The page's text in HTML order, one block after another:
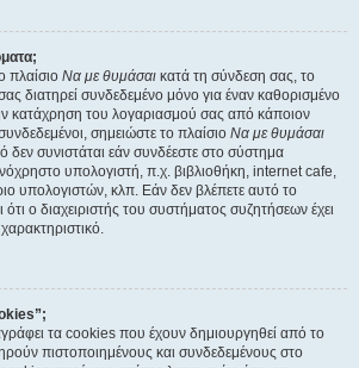
πλαίσιο Να με θυμάσαι κατά τη σύνδεση σας, το
διατηρεί συνδεδεμένο μόνο για έναν καθορισμένο
κατάχρηση του λογαριασμού σας από κάποιον
σημειώστε το πλαίσιο Να με θυμάσαι
δεν συνιστάται εάν συνδέεστε στο σύστημα
υπολογιστή, π.χ. βιβλιοθήκη, internet cafe,
υπολογιστών, κλπ. Εάν δεν βλέπετε αυτό το
ότι ο διαχειριστής του συστήματος συζητήσεων έχει
τα cookies που έχουν δημιουργηθεί από το
πιστοποιημένους και συνδεδεμένους στο